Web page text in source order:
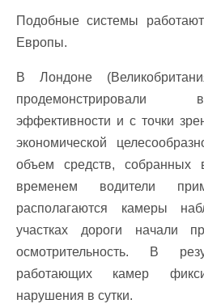
Подобные системы
Европы.
В Лондоне
продемонстрировали
эффективности и с точки
экономической
объем средств,
временем водители
располагаются камеры
участках дороги начали
осмотрительность. В
работающих камер
нарушения в сутки.